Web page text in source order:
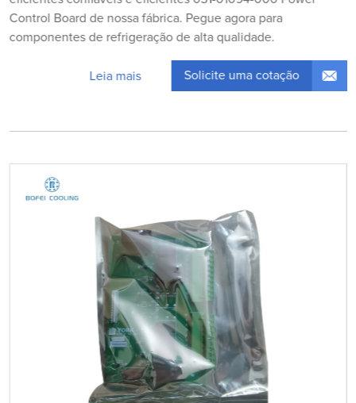
Control Board de nossa fábrica. Pegue agora para
componentes de refrigeração de alta qualidade.
Leia mais Solicite uma cotação